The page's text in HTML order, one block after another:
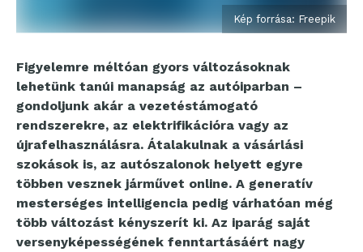
Kép forrása: Freepik
Figyelemre méltóan gyors változásoknak
lehetünk tanúi manapság az autóiparban –
gondoljunk akár a vezetéstámogató
rendszerekre, az elektrifikációra vagy az
újrafelhasználásra. Átalakulnak a vásárlási
szokások is, az autószalonok helyett egyre
többen vesznek járművet online. A generatív
mesterséges intelligencia pedig várhatóan még
több változást kényszerít ki. Az iparág saját
versenyképességének fenntartásáért nagy